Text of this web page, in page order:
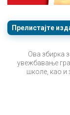
Прелистајте
Ова збирка
увежбавање
школе, као и